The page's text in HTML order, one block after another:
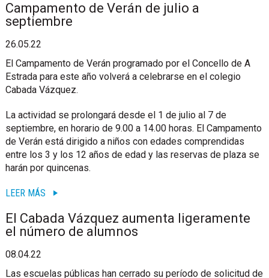
Campamento de Verán de julio a
septiembre
26.05.22
El Campamento de Verán programado por el Concello de A
Estrada para este año volverá a celebrarse en el colegio
Cabada Vázquez.
La actividad se prolongará desde el 1 de julio al 7 de
septiembre, en horario de 9.00 a 14.00 horas. El Campamento
de Verán está dirigido a niños con edades comprendidas
entre los 3 y los 12 años de edad y las reservas de plaza se
harán por quincenas.
LEER MÁS
El Cabada Vázquez aumenta ligeramente
el número de alumnos
08.04.22
Las escuelas públicas han cerrado su período de solicitud de